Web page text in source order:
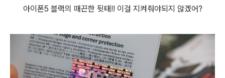
아이폰5 블랙의 매끈한 뒷태!! 이걸 지켜줘야되지 않겠어?